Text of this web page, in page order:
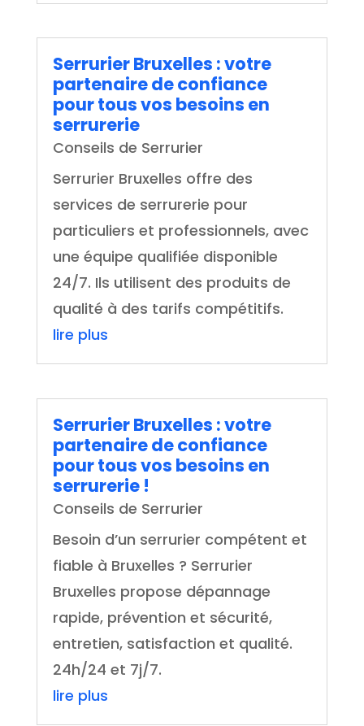
Serrurier Bruxelles : votre
partenaire de confiance
pour tous vos besoins en
serrurerie
Conseils de Serrurier
Serrurier Bruxelles offre des
services de serrurerie pour
particuliers et professionnels, avec
une équipe qualifiée disponible
24/7. Ils utilisent des produits de
qualité à des tarifs compétitifs.
lire plus
Serrurier Bruxelles : votre
partenaire de confiance
pour tous vos besoins en
serrurerie !
Conseils de Serrurier
Besoin d’un serrurier compétent et
fiable à Bruxelles ? Serrurier
Bruxelles propose dépannage
rapide, prévention et sécurité,
entretien, satisfaction et qualité.
24h/24 et 7j/7.
lire plus